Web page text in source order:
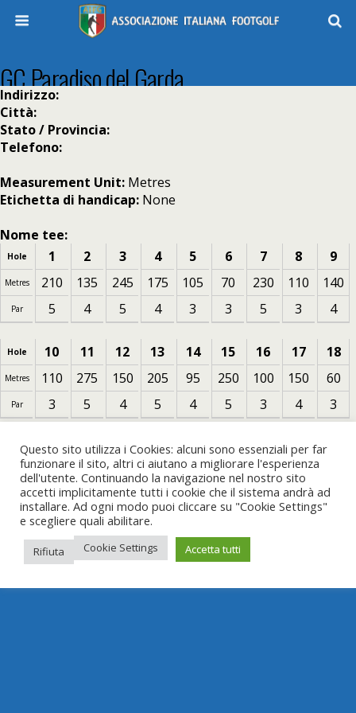
GC Paradiso del Garda
Indirizzo:
Città:
Stato / Provincia:
Telefono:
Measurement Unit: Metres
Etichetta di handicap: None
Nome tee:
Hole
Metres
Par
1
210
5
2
135
4
3
245
5
4
175
4
5
105
3
6
70
3
7
230
5
8
110
3
9
140
4
Hole
Metres
Par
10
110
3
11
275
5
12
150
4
13
205
5
14
95
4
15
250
5
16
100
3
17
150
4
18
60
3
#WeAreFootGolf
Questo sito utilizza i Cookies: alcuni sono essenziali per far
funzionare il sito, altri ci aiutano a migliorare l'esperienza
dell'utente. Continuando la navigazione nel nostro sito
accetti implicitamente tutti i cookie che il sistema andrà ad
installare. Ad ogni modo puoi cliccare su "Cookie Settings"
e scegliere quali abilitare.
Rifiuta Cookie Settings
Accetta tutti
Torna su